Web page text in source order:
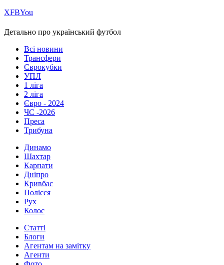
ХFBYou
Детально про український футбол
Всі новини
Трансфери
Єврокубки
УПЛ
1 ліга
2 ліга
Євро - 2024
ЧС -2026
Преса
Трибуна
Динамо
Шахтар
Карпати
Дніпро
Кривбас
Полісся
Рух
Колос
Статті
Блоги
Агентам на замітку
Агенти